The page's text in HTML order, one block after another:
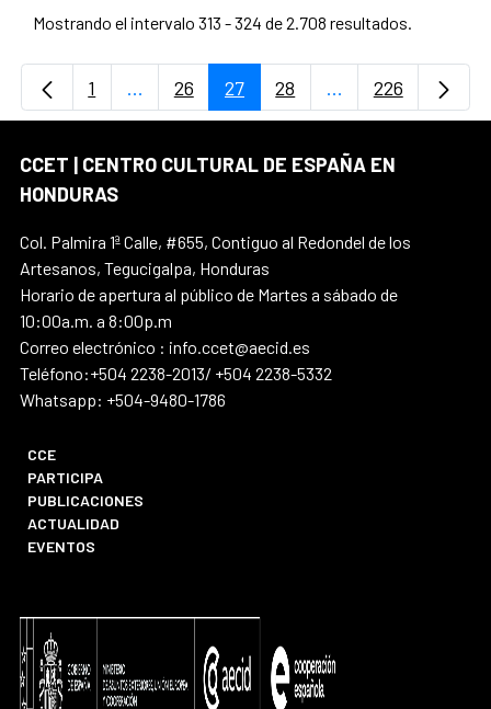
Mostrando el intervalo 313 - 324 de 2.708 resultados.
Página
1 ...Páginas intermedias Use TAB para
Página
26 Página
27 Página
28 ...PáginasPágina
226
CCET | CENTRO CULTURAL DE ESPAÑA EN
HONDURAS
Col. Palmira 1ª Calle, #655, Contiguo al Redondel de los
Artesanos, Tegucigalpa, Honduras
Horario de apertura al público de Martes a sábado de
10:00a.m. a 8:00p.m
Correo electrónico : info.ccet@aecid.es
Teléfono:+504 2238-2013/ +504 2238-5332
Whatsapp: +504-9480-1786
CCE
PARTICIPA
PUBLICACIONES
ACTUALIDAD
EVENTOS